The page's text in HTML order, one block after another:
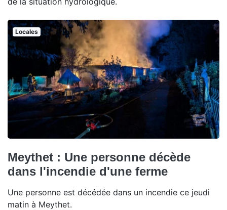
Locales
Meythet : Une personne décède
dans l'incendie d'une ferme
Une personne est décédée dans un incendie ce jeudi
matin à Meythet.